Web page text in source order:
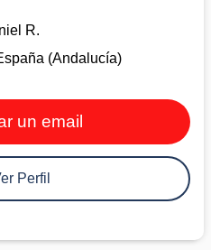
R.
(Andalucía)
un email
Perfil